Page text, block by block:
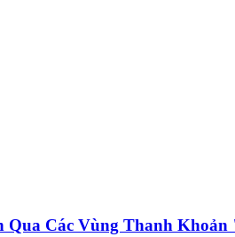
Qua Các Vùng Thanh